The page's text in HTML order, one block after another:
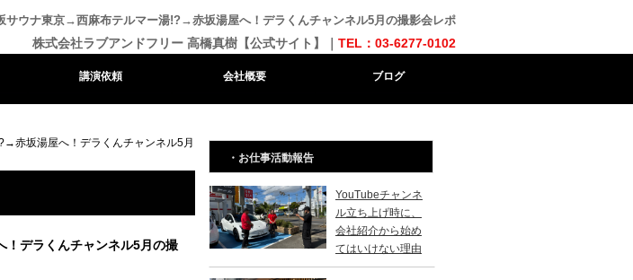
サウナ東京→西麻布テルマー湯!?→赤坂湯屋へ！デラくんチャンネル5月の撮影会レポ
株式会社ラブアンドフリー 高橋真樹【公式サイト】｜ TEL：03-6277-0102
講演依頼 会社概要 ブログ
赤坂湯屋へ！デラくんチャンネル5月
デラくんチャンネル5月の撮
・お仕事活動報告
YouTubeチャンネ
ル立ち上げ時に、
会社紹介から始め
てはいけない理由